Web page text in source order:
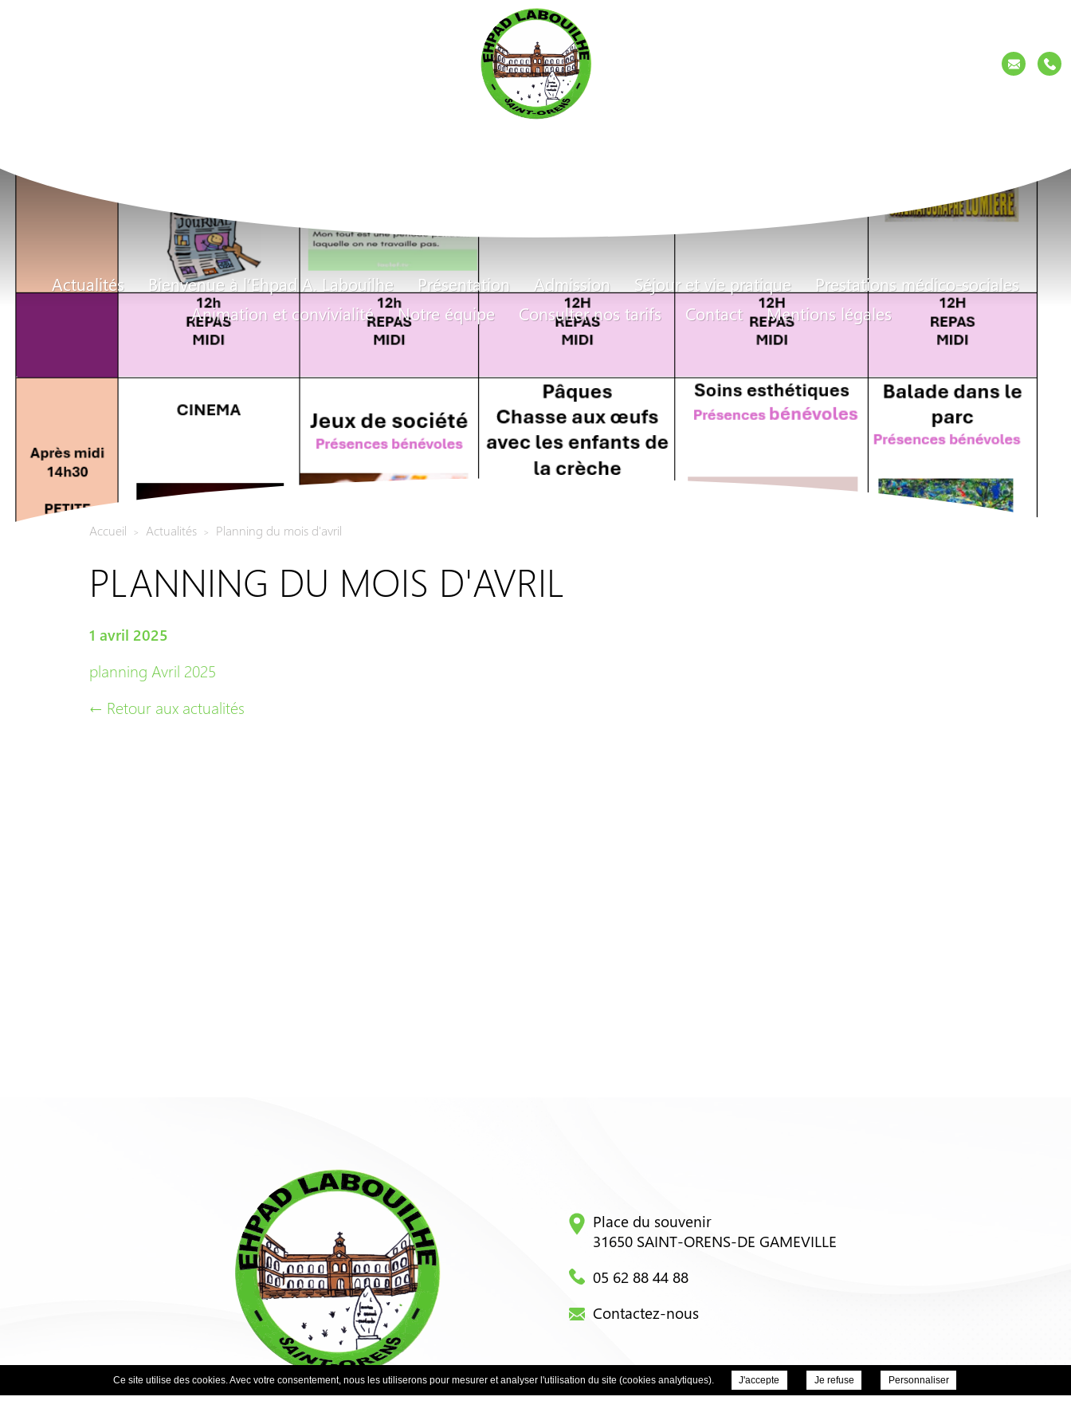
EHPAD
Actualités Bienvenue à l’Ehpad A. Labouilhe Présentation Admission Séjour et vie pratique
Prestations médico-sociales
Animation et convivialité
Notre équipe Consulter nos tarifs Contact Mentions légales
Accueil > Actualités > Planning du mois d'avril
PLANNING DU MOIS D'AVRIL
1 avril 2025
planning Avril 2025
← Retour aux actualités
Place du souvenir
31650 SAINT-ORENS-DE GAMEVILLE
05 62 88 44 88
Contactez-nous
Ce site utilise des cookies. Avec votre consentement, nous les utiliserons pour mesurer et analyser l'utilisation du site (cookies analytiques). J'accepte Je refuse Personnaliser